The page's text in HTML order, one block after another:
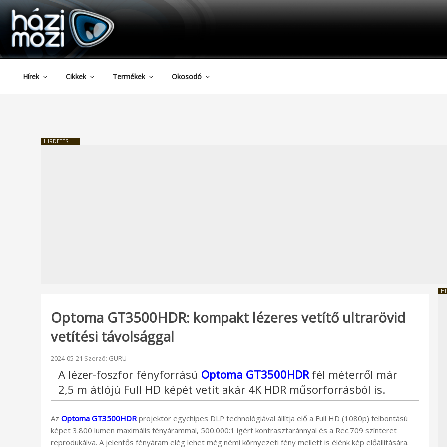
Tartalomhoz
HAZIMOZI
Hírek Cikkek Termékek Okosodó
HIRDETÉS
Optoma GT3500HDR: kompakt lézeres vetítő ultrarövid
vetítési távolsággal
Beküldve:
2024-05-21 Szerző: GURU
A lézer-foszfor fényforrású Optoma GT3500HDRfél méterről már
2,5 m átlójú Full HD képét vetít akár 4K HDR műsorforrásból is.
Az Optoma GT3500HDR projektor egychipes DLP technológiával állítja elő a Full HD (1080p) felbontású
képet 3.800 lumen maximális fényárammal, 500.000:1 ígért kontrasztaránnyal és a Rec.709 színteret
reprodukálva. A jelentős fényáram elég lehet még némi környezeti fény mellett is élénk kép előállítására.